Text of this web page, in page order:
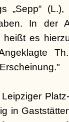
„Sepp“
In der
es
in